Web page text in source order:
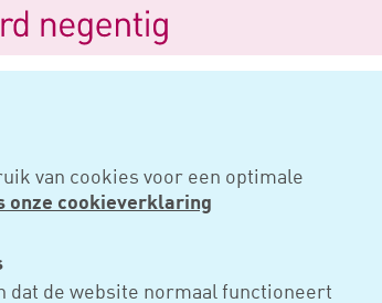
van cookies voor een optimale
onze cookieverklaring
dat de website normaal functioneert
Raad van state: nieuwe box 3-stelsel te
VAN STATE: